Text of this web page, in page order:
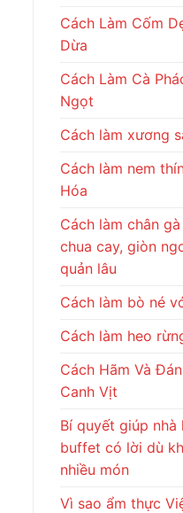
Cách Làm Cốm
Dừa
Cách Làm Cà
Ngọt
Cách làm xương
Cách làm nem
Hóa
Cách làm chân
chua cay, giòn
quản lâu
Cách làm bò né
Cách làm heo
Cách Hãm Và
Canh Vịt
Bí quyết giúp nhà
buffet có lời dù
nhiều món
Vì sao ẩm thực